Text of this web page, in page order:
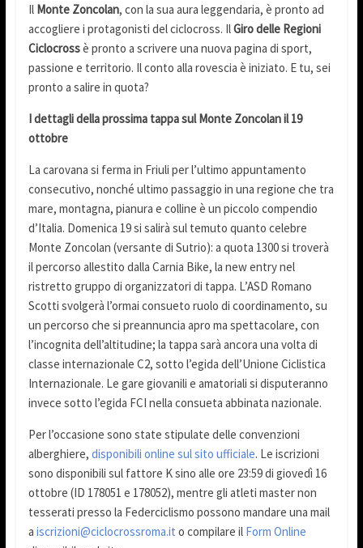
Il Monte Zoncolan, con la sua aura leggendaria, è pronto ad
accogliere i protagonisti del ciclocross. IlGiro delle Regioni
Ciclocrossè pronto a scrivere una nuova pagina di sport,
passione e territorio. Il conto alla rovescia è iniziato. E tu, sei
pronto a salire in quota?
I dettagli della prossima tappa sul Monte Zoncolan il 19
ottobre
La carovana si ferma in Friuli per l’ultimo appuntamento
consecutivo, nonché ultimo passaggio in una regione che tra
mare, montagna, pianura e colline è un piccolo compendio
d’Italia. Domenica 19 si salirà sul temuto quanto celebre
Monte Zoncolan (versante di Sutrio): a quota 1300 si troverà
il percorso allestito dalla Carnia Bike, la new entry nel
ristretto gruppo di organizzatori di tappa. L’ASD Romano
Scotti svolgerà l’ormai consueto ruolo di coordinamento, su
un percorso che si preannuncia apro ma spettacolare, con
l’incognita dell’altitudine; la tappa sarà ancora una volta di
classe internazionale C2, sotto l’egida dell’Unione Ciclistica
Internazionale. Le gare giovanili e amatoriali si disputeranno
invece sotto l’egida FCI nella consueta abbinata nazionale.
Per l’occasione sono state stipulate delle convenzioni
alberghiere, disponibili online sul sito ufficiale. Le iscrizioni
sono disponibili sul fattore K sino alle ore 23:59 di giovedì 16
ottobre (ID 178051 e 178052), mentre gli atleti master non
tesserati presso la Federciclismo possono mandare una mail
a iscrizioni@ciclocrossroma.it o compilare il Form Online